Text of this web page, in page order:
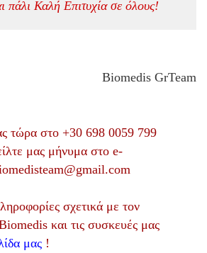
πάλι Καλή Επιτυχία σε όλους!
Biomedis GrTeam
τώρα στο +30 698 0059 799
μας μήνυμα στο e-
σχετικά με τον
και τις συσκευές μας
μας !